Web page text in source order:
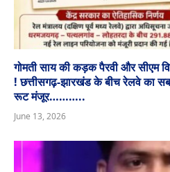
गोमती साय की कड़क पैरवी और सीएम
! छत्तीसगढ़-झारखंड के बीच रेलवे का
रूट मंजूर………..
June 13, 2026